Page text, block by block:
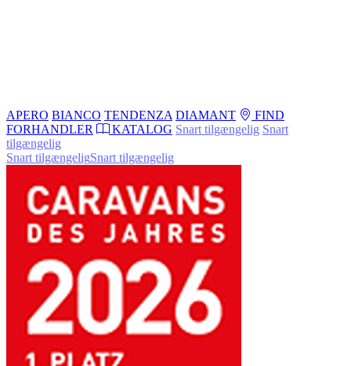
APERO BIANCO TENDENZA DIAMANT
FIND
FORHANDLER
KATALOG Snart tilgængelig Snart
tilgængelig
Snart tilgængeligSnart tilgængelig